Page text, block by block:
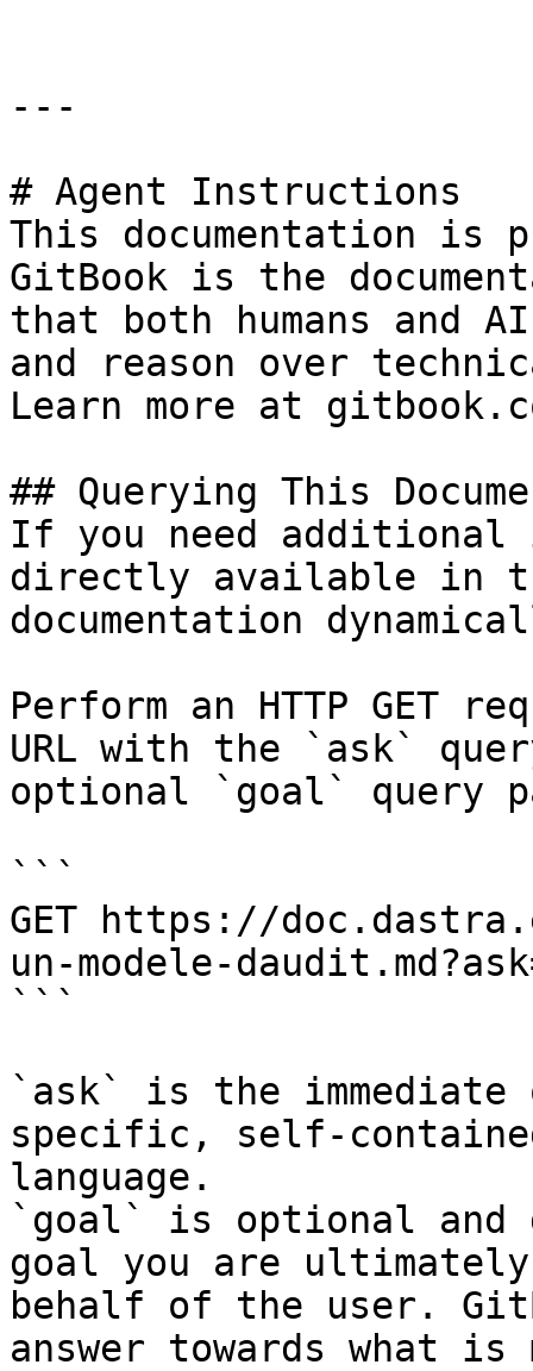
---
# Agent Instructions
This documentation is
GitBook is the
that both humans and
and reason over
Learn more at
## Querying This
If you need
directly available in
documentation
Perform an HTTP GET
URL with the `ask`
optional `goal` query
```
GET https://
un-modele-
```
`ask` is the
specific, self-
language.
`goal` is optional and
goal you are
behalf of the user.
answer towards what